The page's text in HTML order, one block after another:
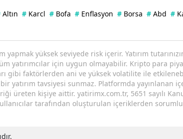
Altın # Karcl # Bofa # Enflasyon # Borsa # Abd #
yüksek seviyede risk içerir. Yatırım
yatırımcılar için uygun olmayabilir. Kripto para
gibi faktörlerden ani ve yüksek volatilite ile
yatırım tavsiyesi sunmaz. Platformda yayınlanan
kişiye aittir. yatirimx.com.tr, 5651 sayılı
tarafından oluşturulan içeriklerden